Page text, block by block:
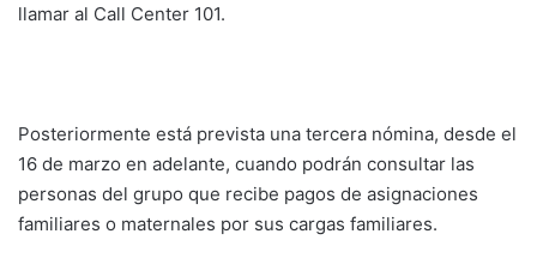
llamar al Call Center 101.
Posteriormente está prevista una tercera nómina, desde el
16 de marzo en adelante, cuando podrán consultar las
personas del grupo que recibe pagos de asignaciones
familiares o maternales por sus cargas familiares.